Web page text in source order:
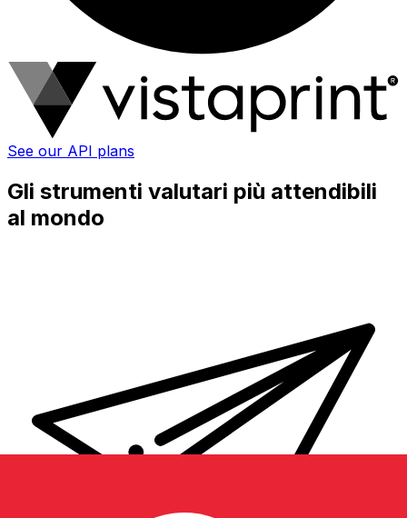
See our API plans
Gli strumenti valutari più attendibili
al mondo